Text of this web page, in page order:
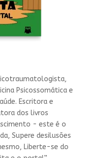
Psicossomática e
Escritora e
dos livros
- este é o
Supere desilusões
Liberte-se do